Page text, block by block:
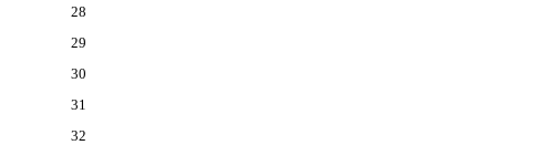
28
29
30
31
32